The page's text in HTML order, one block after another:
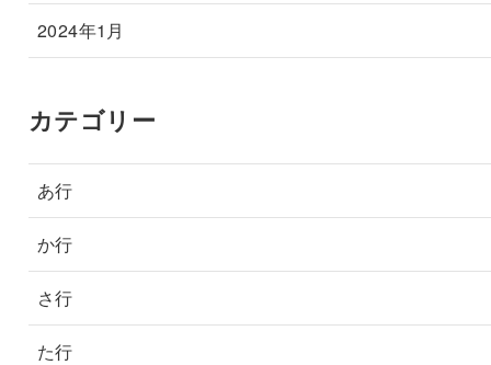
2024年1月
カテゴリー
あ行
か行
さ行
た行